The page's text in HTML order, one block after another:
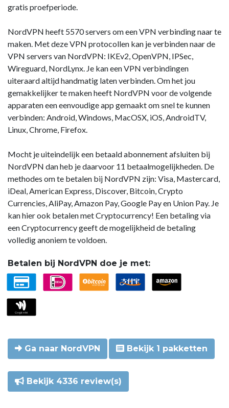
gratis proefperiode.
NordVPN heeft 5570 servers om een VPN verbinding naar te
maken. Met deze VPN protocollen kan je verbinden naar de
VPN servers van NordVPN: IKEv2, OpenVPN, IPSec,
Wireguard, NordLynx. Je kan een VPN verbindingen
uiteraard altijd handmatig laten verbinden. Om het jou
gemakkelijker te maken heeft NordVPN voor de volgende
apparaten een eenvoudige app gemaakt om snel te kunnen
verbinden: Android, Windows, MacOSX, iOS, AndroidTV,
Linux, Chrome, Firefox.
Mocht je uiteindelijk een betaald abonnement afsluiten bij
NordVPN dan heb je daarvoor 11 betaalmogelijkheden. De
methodes om te betalen bij NordVPN zijn: Visa, Mastercard,
iDeal, American Express, Discover, Bitcoin, Crypto
Currencies, AliPay, Amazon Pay, Google Pay en Union Pay. Je
kan hier ook betalen met Cryptocurrency! Een betaling via
een Cryptocurrency geeft de mogelijkheid de betaling
volledig anoniem te voldoen.
Betalen bij NordVPN doe je met:
Ga naar NordVPN Bekijk 1 pakketten
Bekijk 4336 review(s)